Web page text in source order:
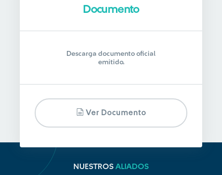
Documento
Descarga documento oficial
emitido.
Ver Documento
NUESTROS ALIADOS